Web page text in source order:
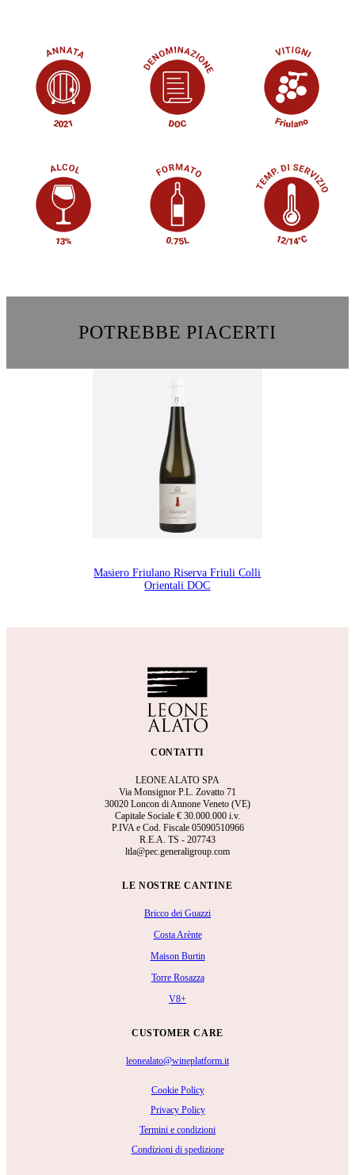
POTREBBE PIACERTI
Masiero Friulano Riserva Friuli Colli
Orientali DOC
CONTATTI
LEONE ALATO SPA
Via Monsignor P.L. Zovatto 71
30020 Loncon di Annone Veneto (VE)
Capitale Sociale € 30.000.000 i.v.
P.IVA e Cod. Fiscale 05090510966
R.E.A. TS - 207743
ltla@pec.generaligroup.com
LE NOSTRE CANTINE
Bricco dei Guazzi
Costa Arènte
Maison Burtin
Torre Rosazza
V8+
CUSTOMER CARE
leonealato@wineplatform.it
Cookie Policy
Privacy Policy
Termini e condizioni
Condizioni di spedizione